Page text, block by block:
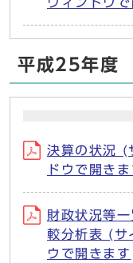
平成25年度
決算の状況
ドウで開きま
財政状況等
較分析表 (
ウで開きます